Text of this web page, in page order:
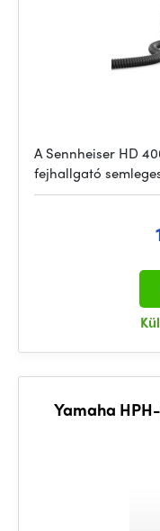
A Sennheiser HD
fejhallgató
Yamaha